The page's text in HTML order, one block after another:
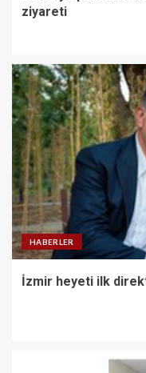
ziyareti
HABERLER
İzmir heyeti ilk